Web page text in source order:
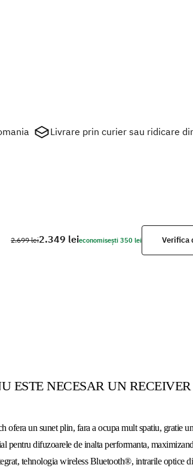
Livrare prin curier sau ridicare
2.699 lei2.349 leieconomisești 350 lei Verifica
ESTE NECESAR UN RECEIVER
ofera un sunet plin, fara a ocupa mult spatiu, gratie
pentru difuzoarele de inalta performanta,
tehnologia wireless Bluetooth®, intrarile optice